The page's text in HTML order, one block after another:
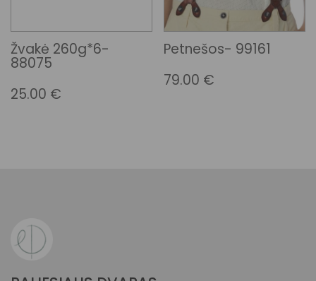
Žvakė 260g*6-
88075
25.00 €
Petnešos- 99161
79.00 €